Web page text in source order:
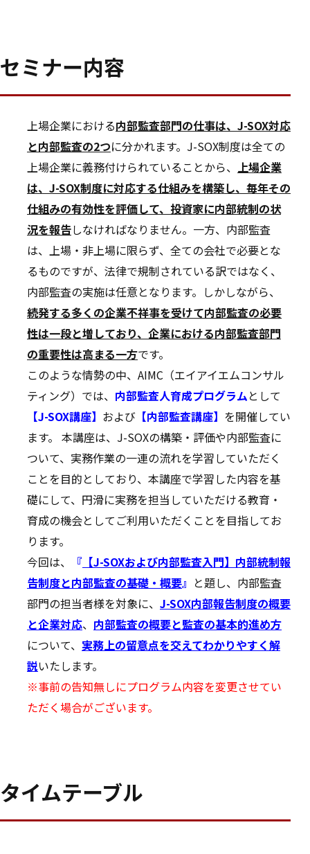
セミナー内容
上場企業における内部監査部門の仕事は、J-SOX対応
と内部監査の2つに分かれます。J-SOX制度は全ての
上場企業に義務付けられていることから、
上場企業
は、J-SOX制度に対応する仕組みを構築し、毎年その
仕組みの有効性を評価して、投資家に内部統制の状
況を報告しなければなりません。一方、内部監査
は、上場・非上場に限らず、全ての会社で必要とな
るものですが、法律で規制されている訳ではなく、
内部監査の実施は任意となります。しかしながら、
続発する多くの企業不祥事を受けて内部監査の必要
性は一段と増しており、企業における内部監査部門
の重要性は高まる一方です。
このような情勢の中、AIMC（エイアイエムコンサル
ティング）では、 内部監査人育成プログラムとして
【J-SOX講座】 および 【内部監査講座】 を開催してい
ます。 本講座は、J-SOXの構築・評価や内部監査に
ついて、実務作業の一連の流れを学習していただく
ことを目的としており、本講座で学習した内容を基
礎にして、円滑に実務を担当していただける教育・
育成の機会としてご利用いただくことを目指してお
ります。
今回は、
『 【J-SOXおよび内部監査入門】内部統制報
告制度と内部監査の基礎・概要』 と題し、内部監査
部門の担当者様を対象に、 J-SOX内部報告制度の概要
と企業対応、 内部監査の概要と監査の基本的進め方
について、 実務上の留意点を交えてわかりやすく解
説いたします。
※事前の告知無しにプログラム内容を変更させてい
ただく場合がございます。
タイムテーブル